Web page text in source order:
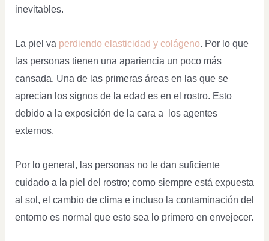
inevitables.
La piel va perdiendo elasticidad y colágeno. Por lo que
las personas tienen una apariencia un poco más
cansada. Una de las primeras áreas en las que se
aprecian los signos de la edad es en el rostro. Esto
debido a la exposición de la cara a los agentes
externos.
Por lo general, las personas no le dan suficiente
cuidado a la piel del rostro; como siempre está expuesta
al sol, el cambio de clima e incluso la contaminación del
entorno es normal que esto sea lo primero en envejecer.